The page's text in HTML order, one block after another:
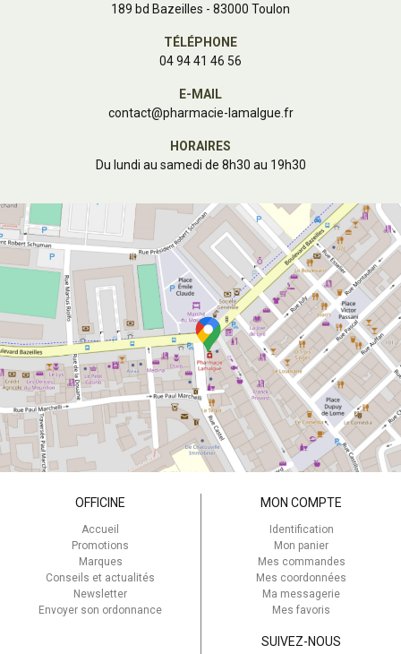
189 bd Bazeilles - 83000 Toulon
TÉLÉPHONE
04 94 41 46 56
E-MAIL
contact@pharmacie-lamalgue.fr
HORAIRES
Du lundi au samedi de 8h30 au 19h30
OFFICINE
Accueil
Promotions
Marques
Conseils et actualités
Newsletter
Envoyer son ordonnance
MON COMPTE
Identification
Mon panier
Mes commandes
Mes coordonnées
Ma messagerie
Mes favoris
SUIVEZ-NOUS